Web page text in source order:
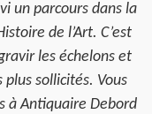
un parcours dans la
de l’Art. C’est
les échelons et
sollicités. Vous
à Antiquaire Debord